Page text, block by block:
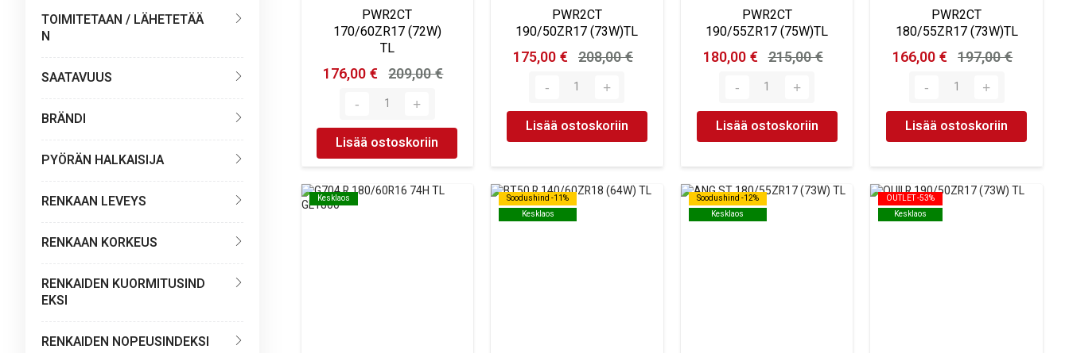
PWR2CT
170/60ZR17 (72W)
TL
176,00 € 209,00 €
Lisää ostoskoriin
PWR2CT
190/50ZR17 (73W)TL
175,00 € 208,00 €
Lisää ostoskoriin
PWR2CT
190/55ZR17 (75W)TL
180,00 € 215,00 €
Lisää ostoskoriin
PWR2CT
180/55ZR17 (73W)TL
166,00 € 197,00 €
Lisää ostoskoriin
Kesklaos
Kesklaos
Soodushind -11%
Kesklaos
Soodushind -11%
Kesklaos
Soodushind -12%
Kesklaos
Soodushind -12%
Kesklaos
OUTLET -53%
Kesklaos
OUTLET -53%
Kesklaos
TOIMITETAAN / LÄHETETÄÄ
N
SAATAVUUS
BRÄNDI
PYÖRÄN HALKAISIJA
RENKAAN LEVEYS
RENKAAN KORKEUS
RENKAIDEN KUORMITUSIND
EKSI
RENKAIDEN NOPEUSINDEKSI